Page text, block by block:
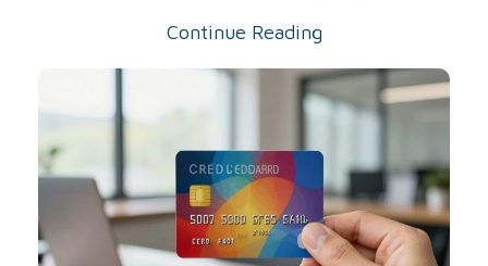
Continue Reading